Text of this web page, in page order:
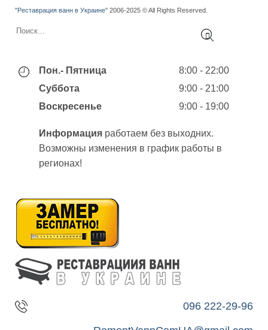
"Реставрация ванн в Украине" 2006-2025 © All Rights Reserved.
Пон.- Пятница
8:00 - 22:00
Суббота
9:00 - 21:00
Воскресенье
9:00 - 19:00
Информация работаем без выходних.
Возможны изменения в график работы в
регионах!
096 222-29-96